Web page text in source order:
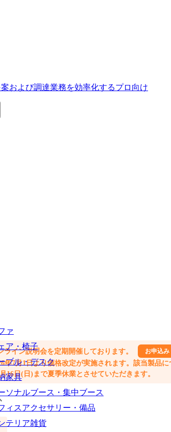
ァ
ア・椅子
ブル・デスク
家具
ソナルブース・集中ブース
ィスアクセサリー・備品
テリア雑貨
追加できます
イン説明会を定期開催しております。 お申込み
7月1日より価格改定が実施されます。該当製品
16日(日)まで夏季休業とさせていただきます。